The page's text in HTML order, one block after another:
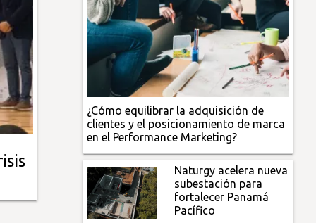
¿Cómo equilibrar la adquisición de
clientes y el posicionamiento de marca
en el Performance Marketing?
Naturgy acelera nueva
subestación para
fortalecer Panamá
Pacífico